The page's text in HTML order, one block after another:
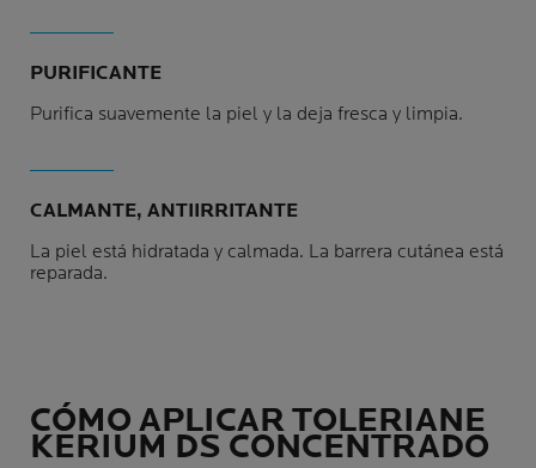
PURIFICANTE
Purifica suavemente la piel y la deja fresca y limpia.
CALMANTE, ANTIIRRITANTE
La piel está hidratada y calmada. La barrera cutánea está
reparada.
CÓMO APLICAR TOLERIANE
KERIUM DS CONCENTRADO